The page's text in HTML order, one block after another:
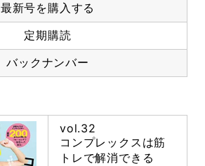
最新号を購入する
定期購読
バックナンバー
vol.32
コンプレックスは筋
トレで解消できる